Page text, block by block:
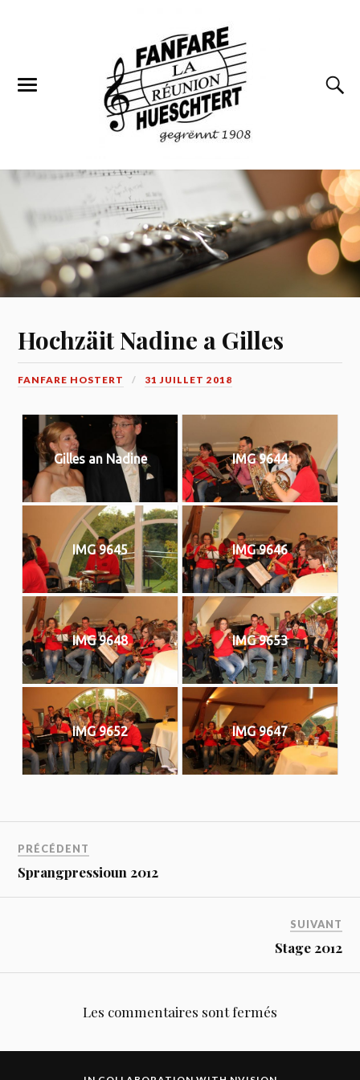
Hochzäit Nadine a Gilles
FANFARE HOSTERT 31 JUILLET 2018
Gilles an Nadine IMG 9644
IMG 9645 IMG 9646
IMG 9648 IMG 9653
IMG 9652 IMG 9647
PRÉCÉDENT
Sprangpressioun 2012
SUIVANT
Stage 2012
Les commentaires sont fermés